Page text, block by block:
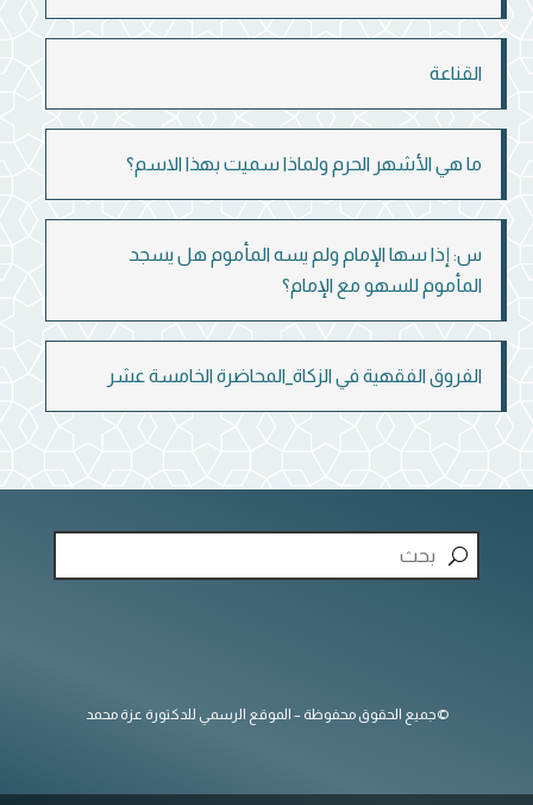
القناعة
ما هي الأشهر الحرم ولماذا سميت بهذا الاسم؟
س: إذا سها الإمام ولم يسه المأموم هل يسجد
المأموم للسهو مع الإمام؟
الفروق الفقهية في الزكاة_المحاضرة الخامسة عشر
©جميع الحقوق محفوظة – الموقع الرسمي للدكتورة عزة محمد